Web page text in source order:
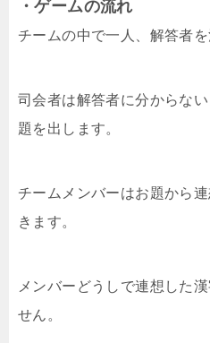
・ゲームの流れ
チームの中で一人、解答者を
司会者は解答者に分からな
題を出します。
チームメンバーはお題から
きます。
メンバーどうしで連想した
せん。